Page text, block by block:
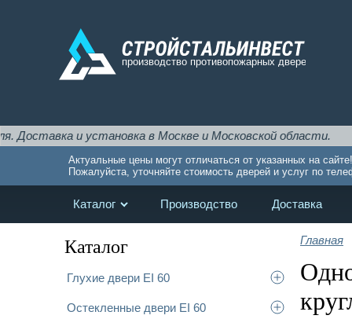
в Москве и Московской области.
Актуальные цены могут отличаться от указанных на сайте!
Пожалуйста, уточняйте стоимость дверей и услуг по
Каталог Производство Доставка
Каталог
Глухие двери EI 60
Остекленные двери EI 60
Главная